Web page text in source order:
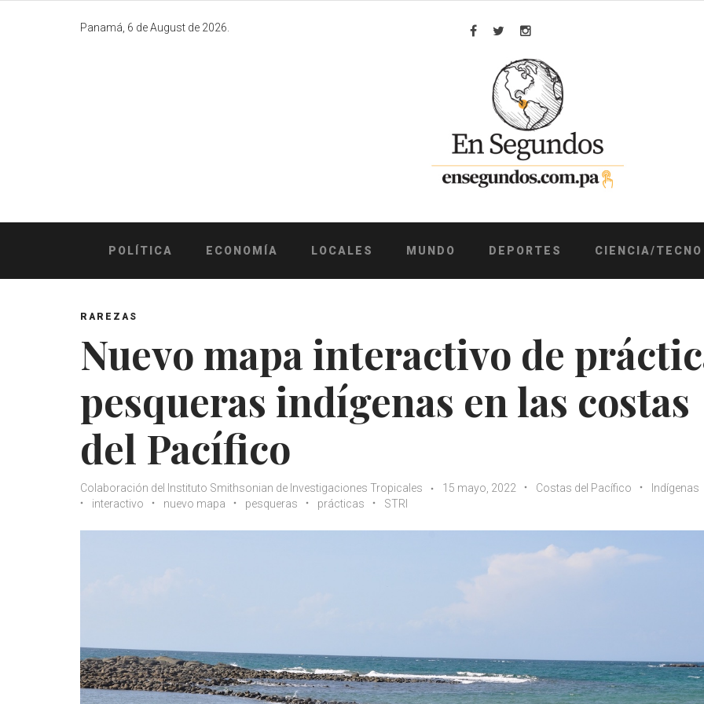
Panamá, 6 de August de 2026.
Facebook
TwitterInstagram
POLÍTICA ECONOMÍA LOCALES MUNDO DEPORTES CIENCIA/TECNO
RAREZAS
Nuevo mapa interactivo de
pesqueras indígenas en las costas
del Pacífico
Colaboración del Instituto Smithsonian de Investigaciones Tropicales 15 mayo, 2022 Costas del Pacífico
Indígenas
interactivo
nuevo mapa pesqueras prácticas STRI